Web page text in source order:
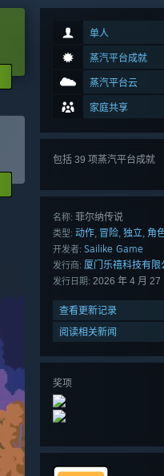
单人
蒸汽平台成就
蒸汽平台云
家庭共享
包括 39 项蒸汽平台成就
名称: 菲尔纳传说
类型: 动作, 冒险, 独立, 角
开发者: Sailike Game
发行商: 厦门乐禧科技有限
发行日期: 2026 年 4 月 27
查看更新记录
阅读相关新闻
奖项